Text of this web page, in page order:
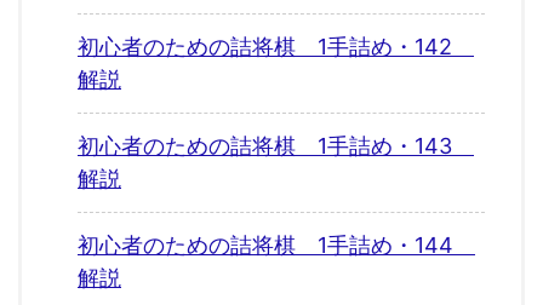
初心者のための詰将棋 1手詰め・142
解説
初心者のための詰将棋 1手詰め・143
解説
初心者のための詰将棋 1手詰め・144
解説